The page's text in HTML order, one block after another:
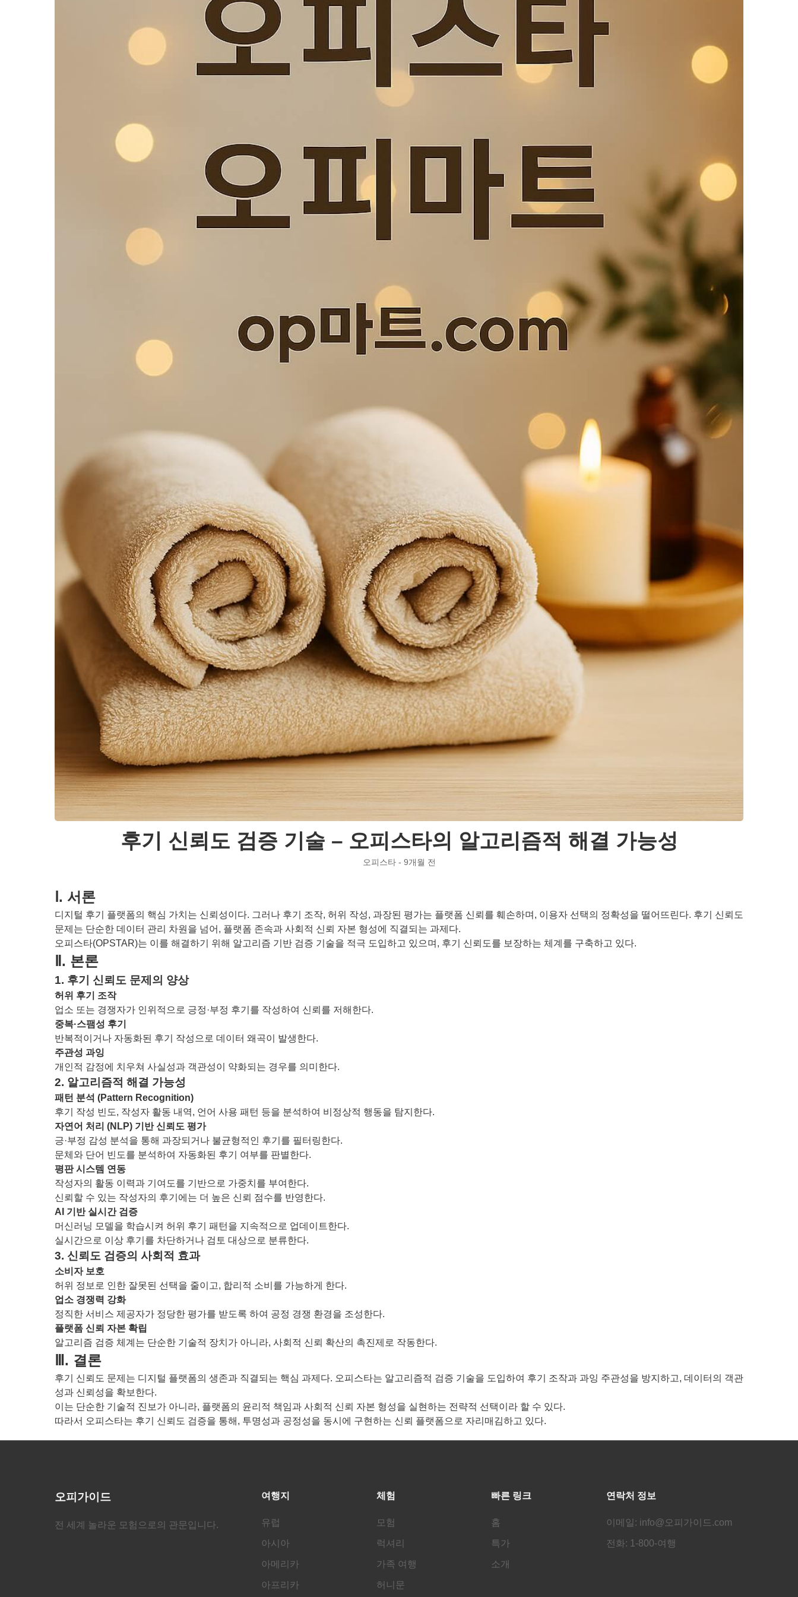
후기 신뢰도 검증 기술 – 오피스타의 알고리즘적 해결 가능성
오피스타 - 9개월 전
Ⅰ. 서론
디지털 후기 플랫폼의 핵심 가치는 신뢰성이다. 그러나 후기 조작, 허위 작성, 과장된 평가는 플랫폼 신뢰를 훼손하며, 이용자 선택의 정확성을 떨어뜨린다. 후기 신뢰도
문제는 단순한 데이터 관리 차원을 넘어, 플랫폼 존속과 사회적 신뢰 자본 형성에 직결되는 과제다.
오피스타(OPSTAR)는 이를 해결하기 위해 알고리즘 기반 검증 기술을 적극 도입하고 있으며, 후기 신뢰도를 보장하는 체계를 구축하고 있다.
Ⅱ. 본론
1. 후기 신뢰도 문제의 양상
허위 후기 조작
업소 또는 경쟁자가 인위적으로 긍정·부정 후기를 작성하여 신뢰를 저해한다.
중복·스팸성 후기
반복적이거나 자동화된 후기 작성으로 데이터 왜곡이 발생한다.
주관성 과잉
개인적 감정에 치우쳐 사실성과 객관성이 약화되는 경우를 의미한다.
2. 알고리즘적 해결 가능성
패턴 분석 (Pattern Recognition)
후기 작성 빈도, 작성자 활동 내역, 언어 사용 패턴 등을 분석하여 비정상적 행동을 탐지한다.
자연어 처리 (NLP) 기반 신뢰도 평가
긍·부정 감성 분석을 통해 과장되거나 불균형적인 후기를 필터링한다.
문체와 단어 빈도를 분석하여 자동화된 후기 여부를 판별한다.
평판 시스템 연동
작성자의 활동 이력과 기여도를 기반으로 가중치를 부여한다.
신뢰할 수 있는 작성자의 후기에는 더 높은 신뢰 점수를 반영한다.
AI 기반 실시간 검증
머신러닝 모델을 학습시켜 허위 후기 패턴을 지속적으로 업데이트한다.
실시간으로 이상 후기를 차단하거나 검토 대상으로 분류한다.
3. 신뢰도 검증의 사회적 효과
소비자 보호
허위 정보로 인한 잘못된 선택을 줄이고, 합리적 소비를 가능하게 한다.
업소 경쟁력 강화
정직한 서비스 제공자가 정당한 평가를 받도록 하여 공정 경쟁 환경을 조성한다.
플랫폼 신뢰 자본 확립
알고리즘 검증 체계는 단순한 기술적 장치가 아니라, 사회적 신뢰 확산의 촉진제로 작동한다.
Ⅲ. 결론
후기 신뢰도 문제는 디지털 플랫폼의 생존과 직결되는 핵심 과제다. 오피스타는 알고리즘적 검증 기술을 도입하여 후기 조작과 과잉 주관성을 방지하고, 데이터의 객관
성과 신뢰성을 확보한다.
이는 단순한 기술적 진보가 아니라, 플랫폼의 윤리적 책임과 사회적 신뢰 자본 형성을 실현하는 전략적 선택이라 할 수 있다.
따라서 오피스타는 후기 신뢰도 검증을 통해, 투명성과 공정성을 동시에 구현하는 신뢰 플랫폼으로 자리매김하고 있다.
오피가이드
전 세계 놀라운 모험으로의 관문입니다.
여행지
유럽
아시아
아메리카
아프리카
체험
모험
럭셔리
가족 여행
허니문
빠른 링크
홈
특가
소개
연락처 정보
이메일: info@오피가이드.com
전화: 1-800-여행